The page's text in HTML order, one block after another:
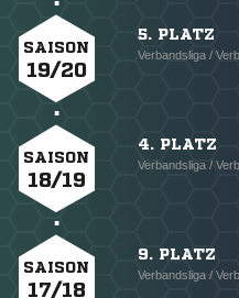
SAISON
19/20
5. PLATZ
Verbandsliga /
SAISON
18/19
4. PLATZ
Verbandsliga /
SAISON
17/18
9. PLATZ
Verbandsliga /